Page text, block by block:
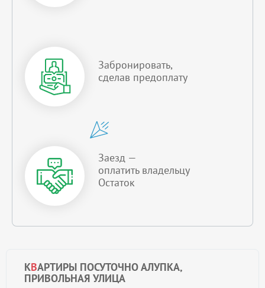
КВАРТИРЫ ПОСУТОЧНО АЛУПКА,
ПРИВОЛЬНАЯ УЛИЦА
Забронировать,
сделав предоплату
Заезд —
оплатить владельцу
Остаток